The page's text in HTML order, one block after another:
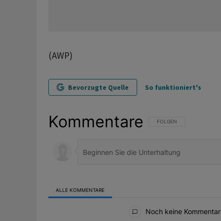
(AWP)
Bevorzugte Quelle So funktioniert's
Kommentare FOLGE DIESER
FOLGEN
ALLE KOMMENTARE
Noch keine